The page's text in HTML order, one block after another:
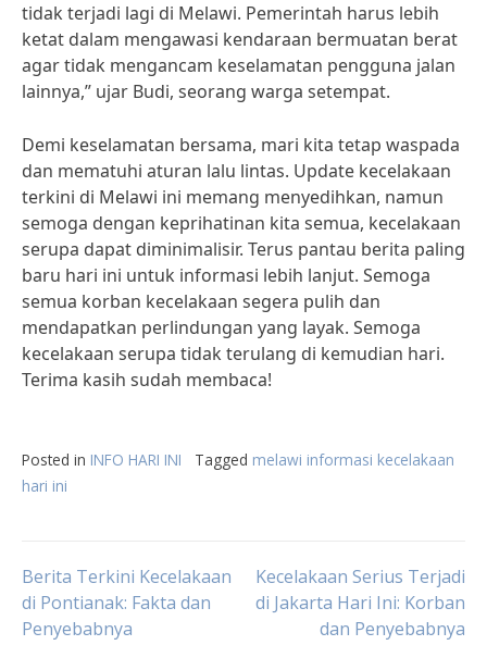
tidak terjadi lagi di Melawi. Pemerintah harus lebih
ketat dalam mengawasi kendaraan bermuatan berat
agar tidak mengancam keselamatan pengguna jalan
lainnya,” ujar Budi, seorang warga setempat.
Demi keselamatan bersama, mari kita tetap waspada
dan mematuhi aturan lalu lintas. Update kecelakaan
terkini di Melawi ini memang menyedihkan, namun
semoga dengan keprihatinan kita semua, kecelakaan
serupa dapat diminimalisir. Terus pantau berita paling
baru hari ini untuk informasi lebih lanjut. Semoga
semua korban kecelakaan segera pulih dan
mendapatkan perlindungan yang layak. Semoga
kecelakaan serupa tidak terulang di kemudian hari.
Terima kasih sudah membaca!
Posted in INFO HARI INI Tagged melawi informasi kecelakaan
hari ini
Post
navigation
Berita Terkini Kecelakaan
di Pontianak: Fakta dan
Penyebabnya
Kecelakaan Serius Terjadi
di Jakarta Hari Ini: Korban
dan Penyebabnya